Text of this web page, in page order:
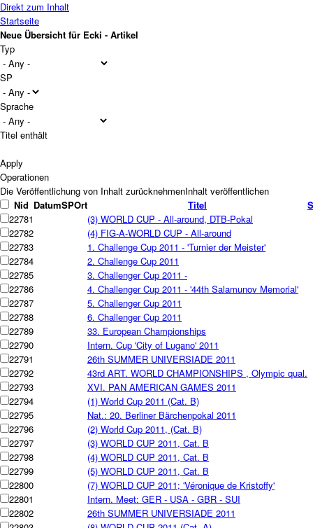
Direkt zum Inhalt
Startseite
Neue Übersicht für Ecki - Artikel
Typ
SP
Sprache
Titel enthält
Operationen
Nid DatumSPOrt Titel
22781
(3) WORLD CUP - All-around, DTB-Pokal
22782
(4) FIG-A-WORLD CUP - All-around
22783
1. Challenge Cup 2011 - 'Turnier der Meister'
22784
2. Challenge Cup 2011
22785
3. Challenger Cup 2011 -
22786
4. Challenger Cup 2011 - '44th Salamunov Memorial'
22787
5. Challenger Cup 2011
22788
6. Challenger Cup 2011
22789
33. European Championships
22790
Intern. Cup 'City of Lugano' 2011
22791
26th SUMMER UNIVERSIADE 2011
22792
43rd ART. WORLD CHAMPIONSHIPS , Olympic qual.
22793
XVI. PAN AMERICAN GAMES 2011
22794
(1) World Cup 2011 (Cat. B)
22795
Nat.: 20. Berliner Bärchenpokal 2011
22796
(2) World Cup 2011, (Cat. B)
22797
(3) WORLD CUP 2011, Cat. B
22798
(4) WORLD CUP 2011, Cat. B
22799
(5) WORLD CUP 2011, Cat. B
22800
(7) WORLD CUP 2011; 'Véronique de Kristoffy'
22801
Intern. Meet: GER - USA - GBR - SUI
22802
26th SUMMER UNIVERSIADE 2011